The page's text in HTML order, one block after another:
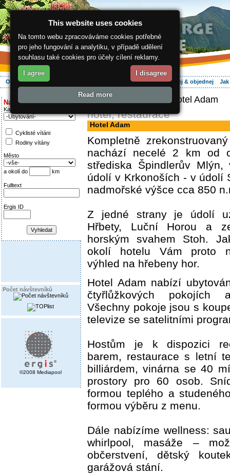
O regionu Aktivně Ubytování Hledej & objednej
Najděte si:
Kategorie
Cyklisté vítáni
Rodiny vítány
Město
a okolí do km
Fulltext
Ergis ID
Počet návštevníků
©2008 Mediapool
ergis.cz > Hotel Adam
hotel, restaurace
Hotel Adam
Kompletně
nachází necelé 2 km od
střediska Špindlerův Mlýn,
údolí v Krkonoších - v údolí
nadmořské výšce cca 850
Z jedné strany je údolí
Hřbety, Luční Horou a
horským svahem Stoh.
okolí hotelu Vám proto
výhled na hřebeny hor.
Hotel Adam nabízí
čtyřlůžkových
Všechny pokoje jsou s
televize se satelitními
Hostům je k dispozici
barem, restaurace s letní
billiárdem, vinárna se 40
prostory pro 60 osob.
formou teplého a
formou výběru z menu.
Dále nabízíme wellness:
whirlpool, masáže –
občerstvení, dětský
garážová stání.
This website uses cookies
Na tomto webu zpracováváme cookies potřebné
pro jeho fungování a analytiku, v případě udělení
souhlasu také cookies pro účely cílení reklamy.
I agree I disagree
Read more